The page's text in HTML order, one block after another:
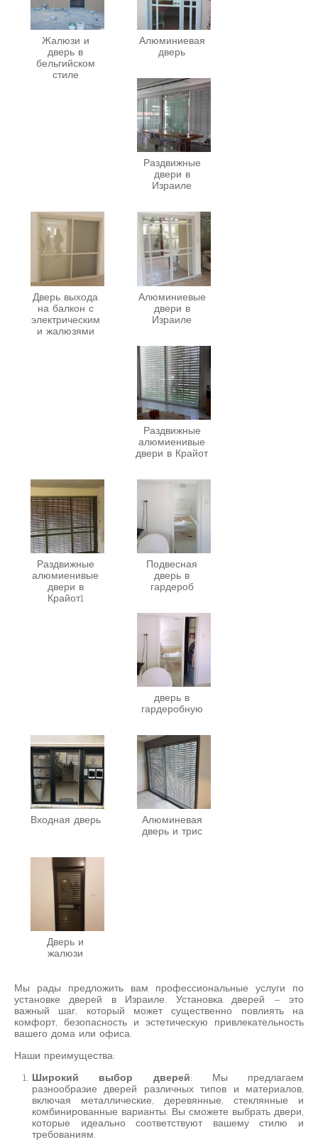
Жалюзи и
дверь в
бельгийском
стиле
Алюминиевая
дверь
Раздвижные
двери в
Израиле
Дверь выхода
на балкон с
электрическим
и жалюзями
Алюминиевые
двери в
Израиле
Раздвижные
алюмиенивые
двери в Крайот
Раздвижные
алюмиенивые
двери в
Крайот1
Подвесная
дверь в
гардероб
дверь в
гардеробную
Входная дверь
Алюминевая
дверь и трис
Дверь и
жалюзи
Мы рады предложить вам профессиональные услуги по
установке дверей в Израиле. Установка дверей – это
важный шаг, который может существенно повлиять на
комфорт, безопасность и эстетическую привлекательность
вашего дома или офиса.
Наши преимущества:
Широкий выбор дверей: Мы предлагаем
разнообразие дверей различных типов и материалов,
включая металлические, деревянные, стеклянные и
комбинированные варианты. Вы сможете выбрать двери,
которые идеально соответствуют вашему стилю и
требованиям.